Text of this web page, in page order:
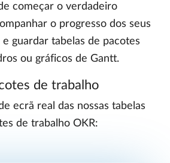
começar o verdadeiro
o progresso dos seus
guardar tabelas de pacotes
ou gráficos de Gantt.
de trabalho
ecrã real das nossas tabelas
de trabalho OKR: